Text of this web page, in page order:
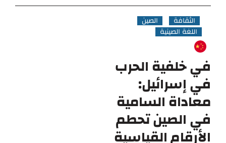
الثقافة
الصين
اللغة الصينية
في خلفية الحرب
في إسرائيل:
معاداة السامية
في الصين تحطم
الأرقام القياسية